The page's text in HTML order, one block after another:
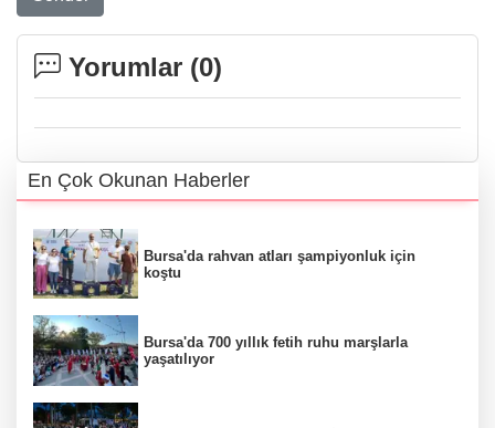
Yorumlar (0)
En Çok Okunan Haberler
Bursa'da rahvan atları şampiyonluk için
koştu
Bursa'da 700 yıllık fetih ruhu marşlarla
yaşatılıyor